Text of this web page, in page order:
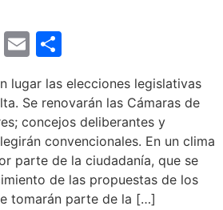
Twitter
Email
lugar las elecciones legislativas
Se renovarán las Cámaras de
concejos deliberantes y
convencionales. En un clima
parte de la ciudadanía, que se
de las propuestas de los
tomarán parte de la […]